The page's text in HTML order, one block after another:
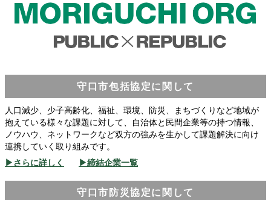
守口市包括協定に関して
人口減少、少子高齢化、福祉、環境、防災、まちづくりなど地域が
抱えている様々な課題に対して、自治体と民間企業等の持つ情報、
ノウハウ、ネットワークなど双方の強みを生かして課題解決に向け
連携していく取り組みです。
▶さらに詳しく
▶締結企業一覧
守口市防災協定に関して